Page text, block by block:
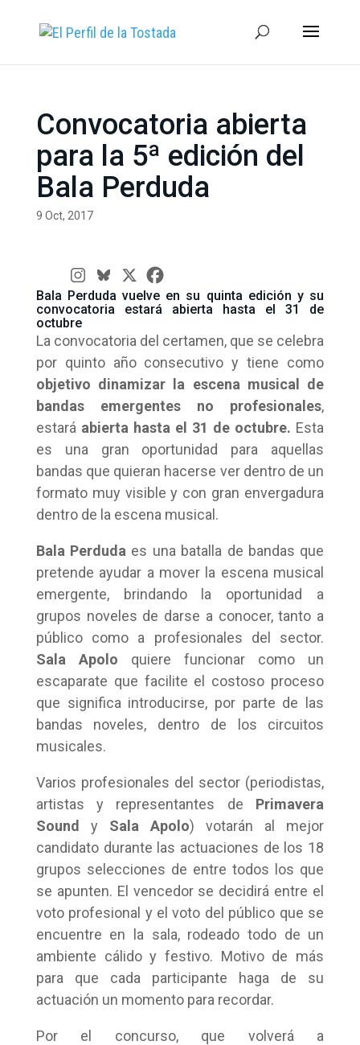
Convocatoria abierta
para la 5ª edición del
Bala Perduda
9 Oct, 2017
Bala Perduda vuelve en su quinta edición y su
convocatoria estará abierta hasta el 31 de
octubre
La convocatoria del certamen, que se celebra
por quinto año consecutivo y tiene como
objetivo dinamizar la escena musical de
bandas emergentes no profesionales,
estará abierta hasta el 31 de octubre. Esta
es una gran oportunidad para aquellas
bandas que quieran hacerse ver dentro de un
formato muy visible y con gran envergadura
dentro de la escena musical.
Bala Perduda es una batalla de bandas que
pretende ayudar a mover la escena musical
emergente, brindando la oportunidad a
grupos noveles de darse a conocer, tanto a
público como a profesionales del sector.
Sala Apolo quiere funcionar como un
escaparate que facilite el costoso proceso
que significa introducirse, por parte de las
bandas noveles, dentro de los circuitos
musicales.
Varios profesionales del sector (periodistas,
artistas y representantes de Primavera
Sound
y Sala Apolo) votarán al mejor
candidato durante las actuaciones de los 18
grupos selecciones de entre todos los que
se apunten. El vencedor se decidirá entre el
voto profesional y el voto del público que se
encuentre en la sala, rodeado todo de un
ambiente cálido y festivo. Motivo de más
para que cada participante haga de su
actuación un momento para recordar.
Por el concurso, que volverá a